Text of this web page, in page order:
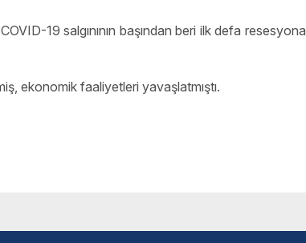
19 salgınının başından beri ilk defa resesyona
ekonomik faaliyetleri yavaşlatmıştı.